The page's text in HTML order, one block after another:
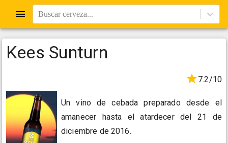
Buscar cerveza...
Kees Sunturn
7.2/10
Un vino de cebada preparado desde el
amanecer hasta el atardecer del 21 de
diciembre de 2016.